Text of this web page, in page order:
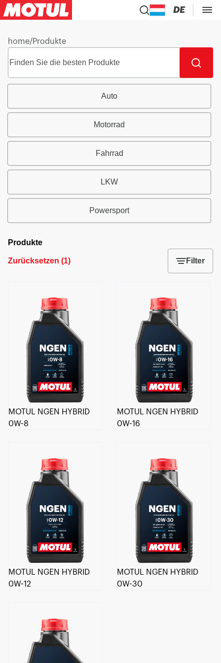
DE
home/Produkte
Auto
Motorrad
Fahrrad
LKW
Powersport
Produkte
Zurücksetzen (1) Filter
MOTUL NGEN HYBRID
0W-8
MOTUL NGEN HYBRID
0W-16
MOTUL NGEN HYBRID
0W-12
MOTUL NGEN HYBRID
0W-30